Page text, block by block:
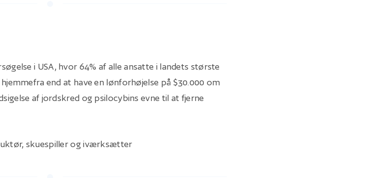
i USA, hvor 64% af alle ansatte i landets største
end at have en lønforhøjelse på $30.000 om
af jordskred og psilocybins evne til at fjerne
skuespiller og iværksætter